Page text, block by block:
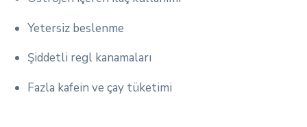
Yetersiz beslenme
Şiddetli regl kanamaları
Fazla kafein ve çay tüketimi